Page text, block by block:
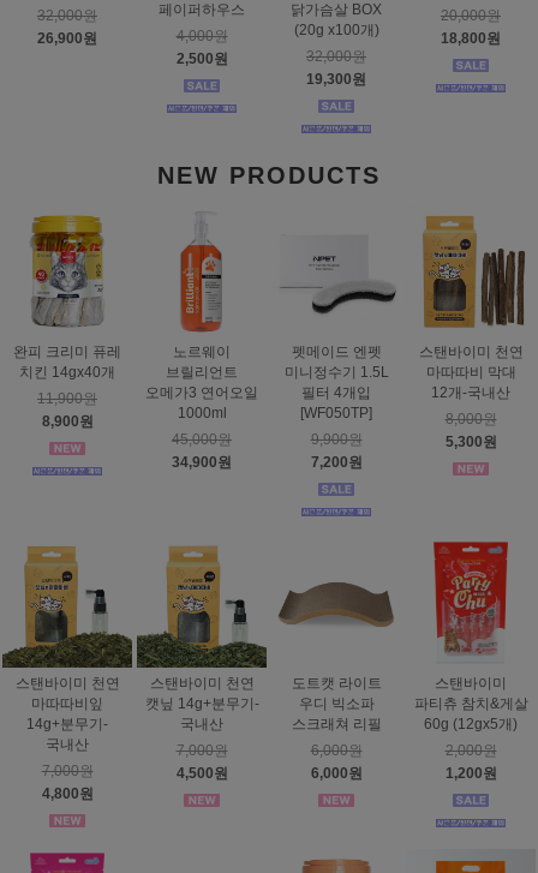
32,000원
26,900원
페이퍼하우스
4,000원
2,500원
닭가슴살 BOX
(20g x100개)
32,000원
19,300원
20,000원
18,800원
NEW PRODUCTS
완피 크리미 퓨레
치킨 14gx40개
11,900원
8,900원
노르웨이
브릴리언트
오메가3 연어오일
1000ml
45,000원
34,900원
펫메이드 엔펫
미니정수기 1.5L
필터 4개입
[WF050TP]
9,900원
7,200원
스탠바이미 천연
마따따비 막대
12개-국내산
8,000원
5,300원
스탠바이미 천연
마따따비잎
14g+분무기-
국내산
7,000원
4,800원
스탠바이미 천연
캣닢 14g+분무기-
국내산
7,000원
4,500원
도트캣 라이트
우디 빅소파
스크래쳐 리필
6,000원
6,000원
스탠바이미
파티츄 참치&게살
60g (12gx5개)
2,000원
1,200원